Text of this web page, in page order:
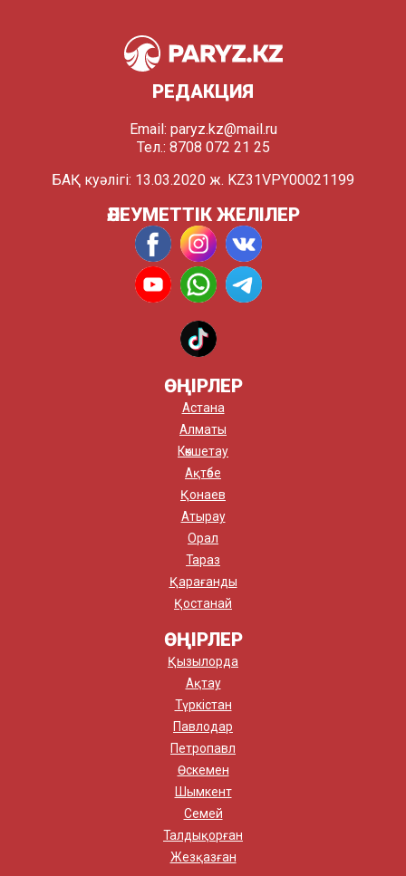
РЕДАКЦИЯ
Email: paryz.kz@mail.ru
Тел.: 8708 072 21 25
БАҚ куәлігі: 13.03.2020 ж. KZ31VPY00021199
ӘЛЕУМЕТТІК ЖЕЛІЛЕР
ӨҢІРЛЕР
Астана
Алматы
Көкшетау
Ақтөбе
Қонаев
Атырау
Орал
Тараз
Қарағанды
Қостанай
ӨҢІРЛЕР
Қызылорда
Ақтау
Түркістан
Павлодар
Петропавл
Өскемен
Шымкент
Семей
Талдықорған
Жезқазған